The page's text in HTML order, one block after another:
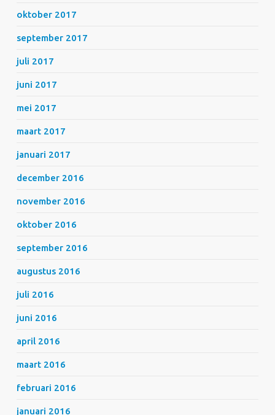
oktober 2017
september 2017
juli 2017
juni 2017
mei 2017
maart 2017
januari 2017
december 2016
november 2016
oktober 2016
september 2016
augustus 2016
juli 2016
juni 2016
april 2016
maart 2016
februari 2016
januari 2016